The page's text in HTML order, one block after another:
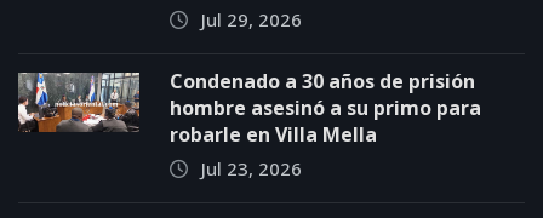
Jul 29, 2026
Condenado a 30 años de prisión
hombre asesinó a su primo para
robarle en Villa Mella
Jul 23, 2026